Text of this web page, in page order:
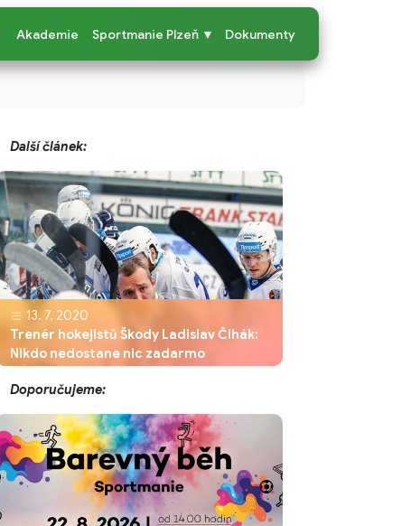
Akademie Sportmanie Plzeň ▼ Dokumenty
Další článek:
13. 7. 2020
Trenér hokejistů Škody Ladislav Čihák:
Nikdo nedostane nic zadarmo
Doporučujeme: